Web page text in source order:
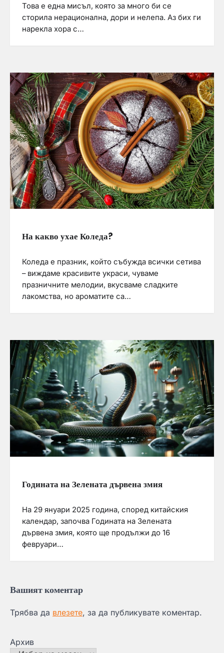
Това е една мисъл, която за много би се
сторила нерационална, дори и нелепа. Аз бих ги
нарекла хора с…
На какво ухае Коледа?
Коледа е празник, който събужда всички сетива
– виждаме красивите украси, чуваме
празничните мелодии, вкусваме сладките
лакомства, но ароматите са…
Годината на Зелената дървена змия
На 29 януари 2025 година, според китайския
календар, започва Годината на Зелената
дървена змия, която ще продължи до 16
февруари…
Вашият коментар
Трябва да влезете, за да публикувате коментар.
Архив